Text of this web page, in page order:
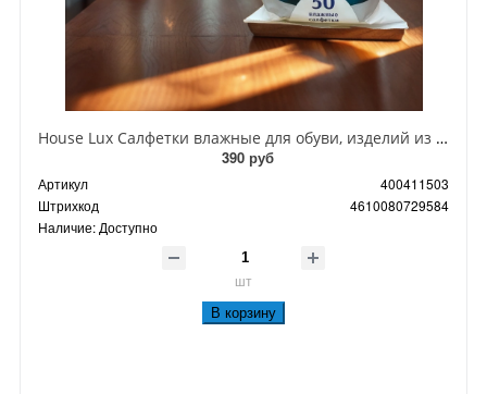
House Lux Салфетки влажные для обуви, изделий из кожи и белых подошв 50 шт
390 руб
Артикул
400411503
Штрихкод
4610080729584
Наличие: Доступно
шт
В корзину